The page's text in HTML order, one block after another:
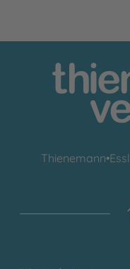
Thienemann•